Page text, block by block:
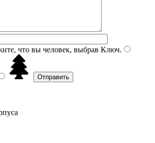
что вы человек, выбрав Ключ.